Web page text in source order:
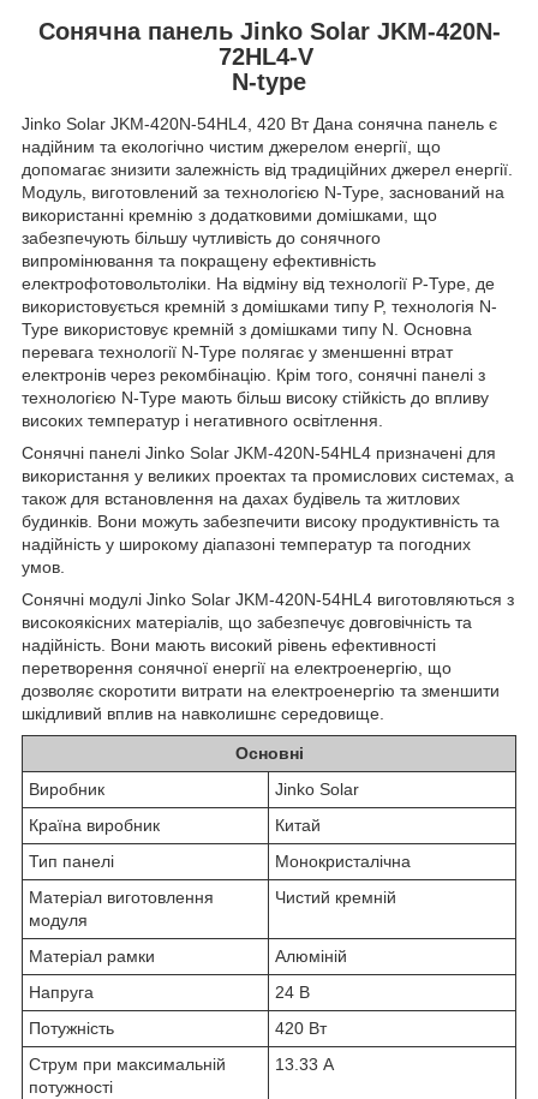
Сонячна панель Jinko Solar JKM-420N-
72HL4-V
N-type
Jinko Solar JKM-420N-54HL4, 420 Вт Дана сонячна панель є
надійним та екологічно чистим джерелом енергії, що
допомагає знизити залежність від традиційних джерел енергії.
Модуль, виготовлений за технологією N-Type, заснований на
використанні кремнію з додатковими домішками, що
забезпечують більшу чутливість до сонячного
випромінювання та покращену ефективність
електрофотовольтоліки. На відміну від технології P-Type, де
використовується кремній з домішками типу P, технологія N-
Type використовує кремній з домішками типу N. Основна
перевага технології N-Type полягає у зменшенні втрат
електронів через рекомбінацію. Крім того, сонячні панелі з
технологією N-Type мають більш високу стійкість до впливу
високих температур і негативного освітлення.
Сонячні панелі Jinko Solar JKM-420N-54HL4 призначені для
використання у великих проектах та промислових системах, а
також для встановлення на дахах будівель та житлових
будинків. Вони можуть забезпечити високу продуктивність та
надійність у широкому діапазоні температур та погодних
умов.
Сонячні модулі Jinko Solar JKM-420N-54HL4 виготовляються з
високоякісних матеріалів, що забезпечує довговічність та
надійність. Вони мають високий рівень ефективності
перетворення сонячної енергії на електроенергію, що
дозволяє скоротити витрати на електроенергію та зменшити
шкідливий вплив на навколишнє середовище.
Основні
Виробник
Jinko Solar
Країна виробник
Китай
Тип панелі
Монокристалічна
Матеріал виготовлення
модуля
Чистий кремній
Матеріал рамки
Алюміній
Напруга
24 В
Потужність
420 Вт
Струм при максимальній
потужності
13.33 А